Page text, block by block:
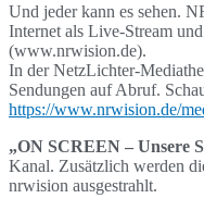
Und jeder kann es sehen.
Internet als Live-Stream
(www.nrwision.de).
In der NetzLichter-
Sendungen auf Abruf.
https://www.nrwision.de/
„ON SCREEN – Unsere
Kanal. Zusätzlich werden
nrwision ausgestrahlt.